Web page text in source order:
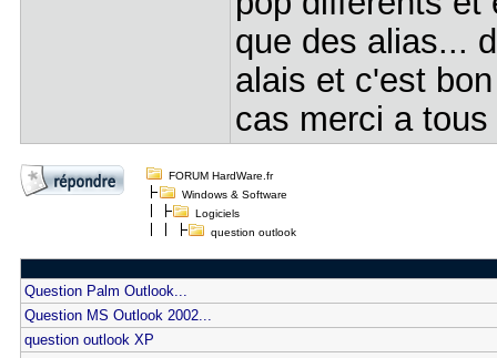
que des alias...
alais et c'est
cas merci a
FORUM HardWare.fr
Windows & Software
Logiciels
question outlook
Question Palm Outlook...
Question MS Outlook 2002...
question outlook XP